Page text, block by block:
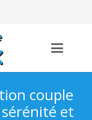
couple
et